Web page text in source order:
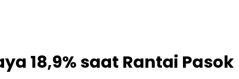
18,9% saat Rantai Pasok